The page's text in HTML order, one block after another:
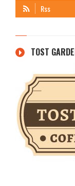
TOST